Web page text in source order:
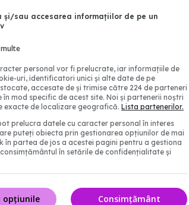
și/sau accesarea informațiilor de pe un
personal vor fi prelucrate, iar informațiile de
uri, identificatori unici și alte date de pe
accesate de și trimise către 224 de parteneri
mod specific de acest site. Noi și partenerii noștri
exacte de localizare geografică. Lista partenerilor.
prelucra datele cu caracter personal în interes
puteți obiecta prin gestionarea opțiunilor de mai
în partea de jos a acestei pagini pentru a gestiona
în setările de confidențialitate și
Consimțământ
opțiunile